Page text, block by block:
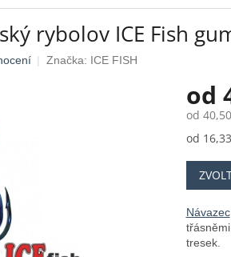
rybolov ICE Fish
Značka: ICE FISH
od
od
Měrná
od
Návazec
tresek.